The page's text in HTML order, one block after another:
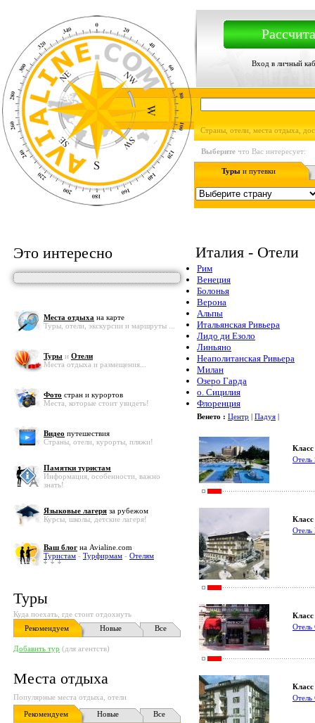
Вход в личный
Страны, отели, места отдыха,
Выберите что Вас интересует:
Туры и путевки
Это интересно
Места отдыха на карте
Туры, отели, экскурсии и маршруты ...
Туры и Отели
Места отдыха и размещения...
Фото стран и курортов
Места, которые стоит увидеть!
Видео путешествия
Страны, отели, курорты, пляжи!
Памятки туристам
Информация, особенности, важно
знать!
Языковые лагеря за рубежом
Курсы, школы, детские лагеря!
Ваш блог на Avialine.com
Туристам - Турфирмам - Отелям
Туры
Куда поехать, где стоит отдохнуть
Рекомендуем
Новые Все
Добавить тур (для агентств)
Места отдыха
Популярные места отдыха, отели
Рекомендуем
Новые
Все
Италия - Отели
Рим
Венеция
Болонья
Верона
Альпы
Итальянская Ривьера
Лидо ди Езоло
Линьяно
Неаполитанская Ривьера
Милан
Озеро Гарда
о. Сицилия
Флоренция
Венето : Центр | Падуя |
Отель
Отель
Отель
Отель